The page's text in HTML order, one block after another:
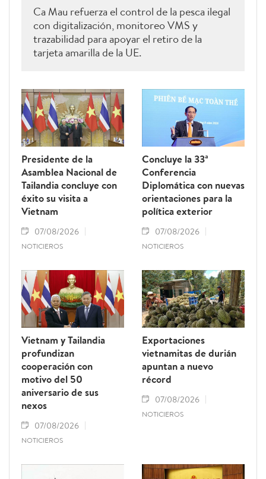
Ca Mau refuerza el control de la pesca ilegal
con digitalización, monitoreo VMS y
trazabilidad para apoyar el retiro de la
tarjeta amarilla de la UE.
Presidente de la
Asamblea Nacional de
Tailandia concluye con
éxito su visita a
Vietnam
07/08/2026
NOTICIEROS
Concluye la 33ª
Conferencia
Diplomática con nuevas
orientaciones para la
política exterior
07/08/2026
NOTICIEROS
Vietnam y Tailandia
profundizan
cooperación con
motivo del 50
aniversario de sus
nexos
07/08/2026
NOTICIEROS
Exportaciones
vietnamitas de durián
apuntan a nuevo
récord
07/08/2026
NOTICIEROS